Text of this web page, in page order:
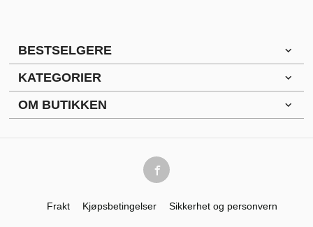
BESTSELGERE
KATEGORIER
OM BUTIKKEN
Frakt Kjøpsbetingelser Sikkerhet og personvern